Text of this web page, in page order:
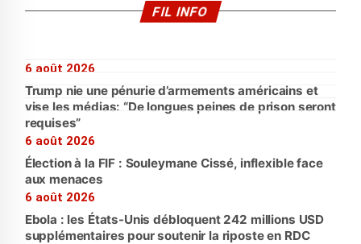
FIL INFO
6 août 2026
Trump nie une pénurie d’armements américains et
vise les médias: “De longues peines de prison seront
requises”
6 août 2026
Élection à la FIF : Souleymane Cissé, inflexible face
aux menaces
6 août 2026
Ebola : les États-Unis débloquent 242 millions USD
supplémentaires pour soutenir la riposte en RDC